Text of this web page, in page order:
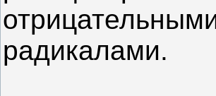
радикалами.